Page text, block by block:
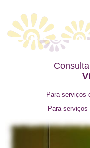
Para serviços
Para serviços